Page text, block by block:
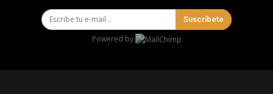
Suscríbete
Powered by